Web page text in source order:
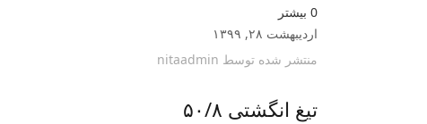
0 بیشتر
اردیبهشت ۲۸, ۱۳۹۹
منتشر شده توسط nitaadmin
تیغ انگشتی ۵۰/۸